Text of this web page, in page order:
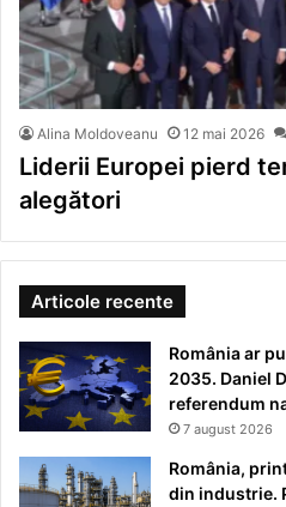
Alina Moldoveanu 12 mai 2026
Liderii Europei pierd
alegători
Articole recente
România ar
2035. Daniel
referendum
7 august 2026
România,
din industrie.